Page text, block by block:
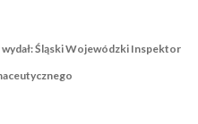
Śląski Wojewódzki Inspektor